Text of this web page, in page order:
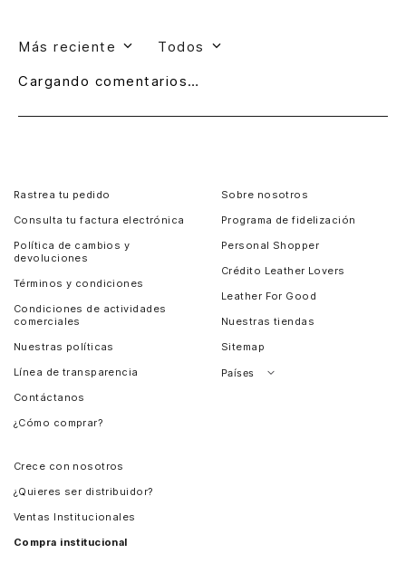
Más reciente Todos
Cargando comentarios…
Rastrea tu pedido
Consulta tu factura electrónica
Política de cambios y
devoluciones
Términos y condiciones
Condiciones de actividades
comerciales
Nuestras políticas
Línea de transparencia
Contáctanos
¿Cómo comprar?
Sobre nosotros
Programa de fidelización
Personal Shopper
Crédito Leather Lovers
Leather For Good
Nuestras tiendas
Sitemap
Países
Crece con nosotros
¿Quieres ser distribuidor?
Ventas Institucionales
Compra institucional